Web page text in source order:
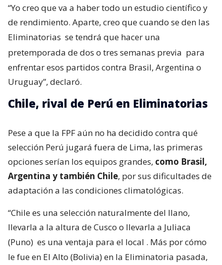
“Yo creo que va a haber todo un estudio científico y
de rendimiento. Aparte, creo que cuando se den las
Eliminatorias se tendrá que hacer una
pretemporada de dos o tres semanas previa para
enfrentar esos partidos contra Brasil, Argentina o
Uruguay”, declaró.
Chile, rival de Perú en Eliminatorias
Pese a que la FPF aún no ha decidido contra qué
selección Perú jugará fuera de Lima, las primeras
opciones serían los equipos grandes, como Brasil,
Argentina y también Chile, por sus dificultades de
adaptación a las condiciones climatológicas.
“Chile es una selección naturalmente del llano,
llevarla a la altura de Cusco o llevarla a Juliaca
(Puno) es una ventaja para el local . Más por cómo
le fue en El Alto (Bolivia) en la Eliminatoria pasada,